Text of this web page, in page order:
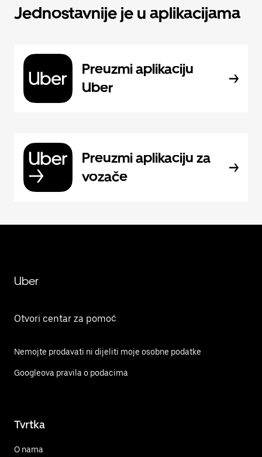
Jednostavnije je u aplikacijama
Preuzmi aplikaciju
Uber
Preuzmi aplikaciju za
vozače
Uber
Otvori centar za pomoć
Nemojte prodavati ni dijeliti moje osobne podatke
Googleova pravila o podacima
Tvrtka
O nama